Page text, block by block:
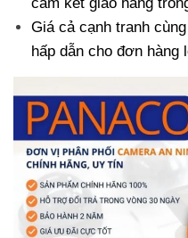
Giá cả cạnh tranh
hấp dẫn cho đơn hàng